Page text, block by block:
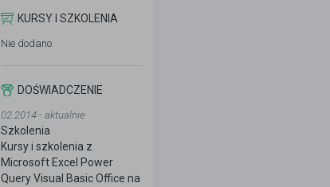
KURSY I SZKOLENIA
Nie dodano
DOŚWIADCZENIE
02.2014 - aktualnie
Szkolenia
Kursy i szkolenia z
Microsoft Excel Power
Query Visual Basic Office na